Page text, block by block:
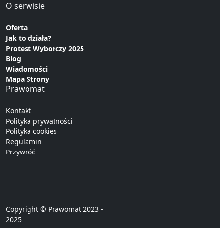
O serwisie
Oferta
Jak to działa?
Protest Wyborczy 2025
Blog
Wiadomości
Mapa Strony
Prawomat
Kontakt
Polityka prywatności
Polityka cookies
Regulamin
Przywróć
Copyright © Prawomat 2023 -
2025